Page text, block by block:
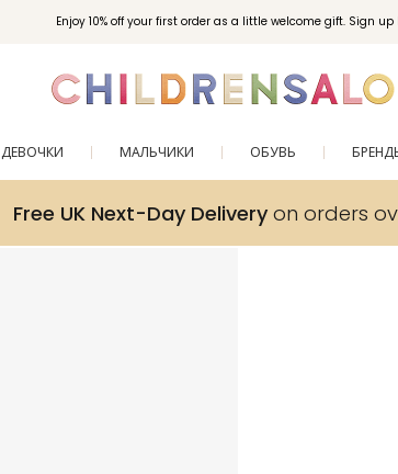
Enjoy 10% off your first order as a little welcome gift. Sign up
ДЕВОЧКИ МАЛЬЧИКИ ОБУВЬ
Free UK Next-Day Deliveryon orders